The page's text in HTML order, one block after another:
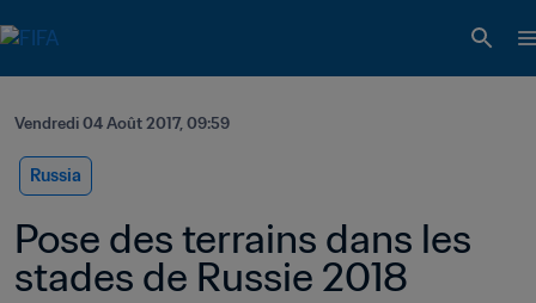
Vendredi 04 Août 2017, 09:59
Russia
Pose des terrains dans les
stades de Russie 2018